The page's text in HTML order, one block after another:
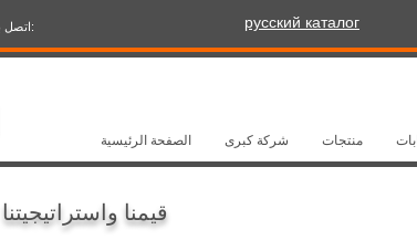
:اتصل بنا: 38 14 235 222 90+ البريد الإلكتروني: русский каталог
الصفحة الرئيسية شركة كبرى منتجات
قيمنا واستراتيجيتنا